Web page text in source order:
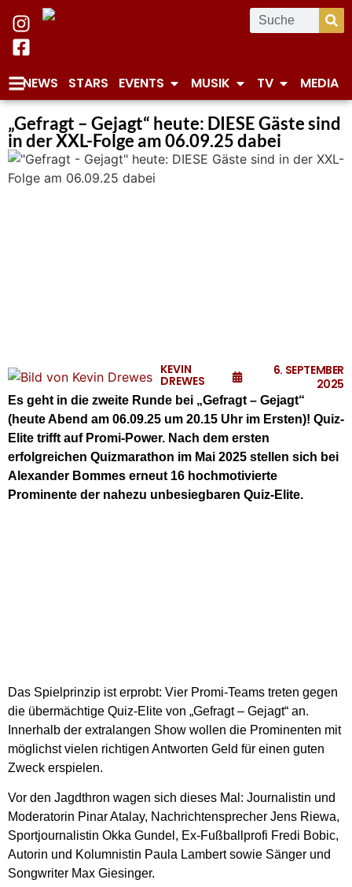
NEWS STARS EVENTS MUSIK TV MEDIA
„Gefragt – Gejagt“ heute: DIESE Gäste sind
in der XXL-Folge am 06.09.25 dabei
KEVIN
DREWES
6. SEPTEMBER
2025
Es geht in die zweite Runde bei „Gefragt – Gejagt“
(heute Abend am 06.09.25 um 20.15 Uhr im Ersten)! Quiz-
Elite trifft auf Promi-Power. Nach dem ersten
erfolgreichen Quizmarathon im Mai 2025 stellen sich bei
Alexander Bommes erneut 16 hochmotivierte
Prominente der nahezu unbesiegbaren Quiz-Elite.
Das Spielprinzip ist erprobt: Vier Promi-Teams treten gegen
die übermächtige Quiz-Elite von „Gefragt – Gejagt“ an.
Innerhalb der extralangen Show wollen die Prominenten mit
möglichst vielen richtigen Antworten Geld für einen guten
Zweck erspielen.
Vor den Jagdthron wagen sich dieses Mal: Journalistin und
Moderatorin Pinar Atalay, Nachrichtensprecher Jens Riewa,
Sportjournalistin Okka Gundel, Ex-Fußballprofi Fredi Bobic,
Autorin und Kolumnistin Paula Lambert sowie Sänger und
Songwriter Max Giesinger.